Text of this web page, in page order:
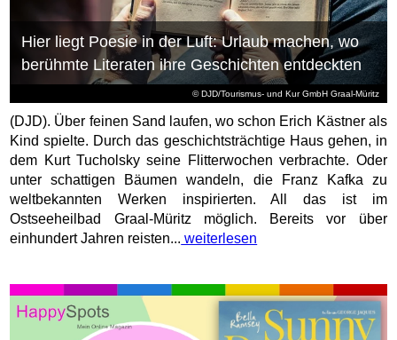
© DJD/Tourismus- und Kur GmbH Graal-Müritz
Hier liegt Poesie in der Luft: Urlaub machen, wo
berühmte Literaten ihre Geschichten entdeckten
(DJD). Über feinen Sand laufen, wo schon Erich Kästner als
Kind spielte. Durch das geschichtsträchtige Haus gehen, in
dem Kurt Tucholsky seine Flitterwochen verbrachte. Oder
unter schattigen Bäumen wandeln, die Franz Kafka zu
weltbekannten Werken inspirierten. All das ist im
Ostseeheilbad Graal-Müritz möglich. Bereits vor über
einhundert Jahren reisten... weiterlesen